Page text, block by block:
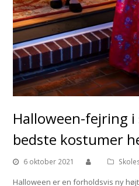
Halloween-fejring i
bedste kostumer
6 oktober 2021
Halloween er en forholdsvis ny